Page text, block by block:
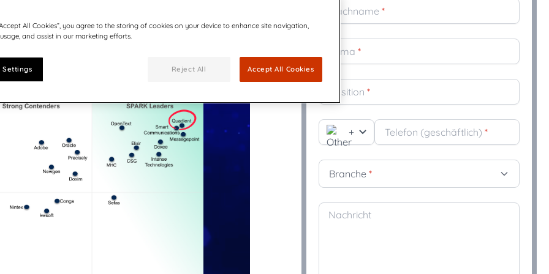
Quadient: Ergebnisse,
Analysten.
Werde Teil unseres dynamischen und innovativen Teams, das sich
für eine vernetzte und sichere Kommunikationswelt einsetzt.
Komplexe Dokumente
verwalten
die
Emotional ansprechende und konforme Kommunikation mit KI-
Sechs Wege, wie KI-gestütztes CCM Compliance und Kundenerlebnis vereint
Quadient ist weltweit führend im Markt für Customer Communications
Management (CCM)-Software
entwickelnde digitale Welt
Nachname *
Firma *
Position *
+ Telefon (geschäftlich) *
Branche *
Nachricht
All Cookies”, you agree to the storing of cookies on your device to enhance site navigation,
and assist in our marketing efforts.
Settings Reject All Accept All Cookies